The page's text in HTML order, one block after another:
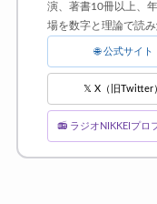
演、著書10冊以上、
場を数字と理論で読
🌐 公式サイト
𝕏 X（旧Twitter
📻 ラジオNIKKEIプロ